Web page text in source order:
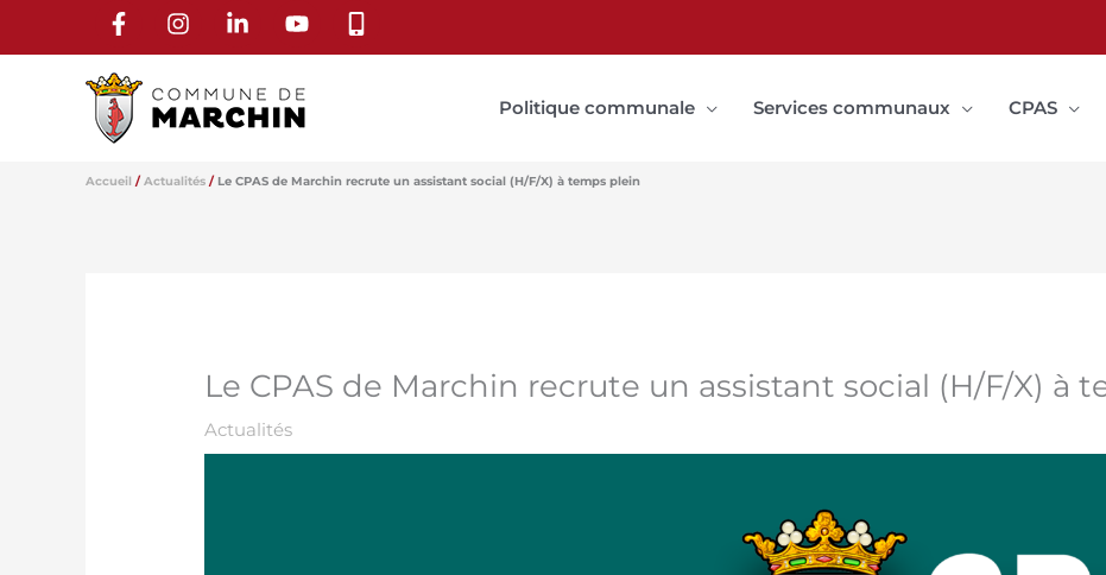
Politique communale Services communaux CPAS
Accueil Actualités Le CPAS de Marchin recrute un assistant social (H/F/X) à temps plein
Le CPAS de Marchin recrute un assistant social (H/F/X) à
Actualités